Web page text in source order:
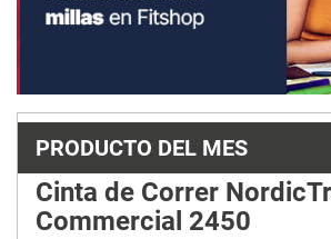
PRODUCTO DEL MES
Cinta de Correr
Commercial 2450